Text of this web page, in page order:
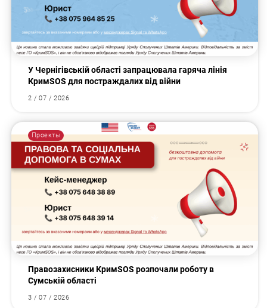
У Чернігівській області запрацювала гаряча лінія
КримSOS для постраждалих від війни
2 / 07 / 2026
Проекты
Правозахисники КримSOS розпочали роботу в
Сумській області
3 / 07 / 2026